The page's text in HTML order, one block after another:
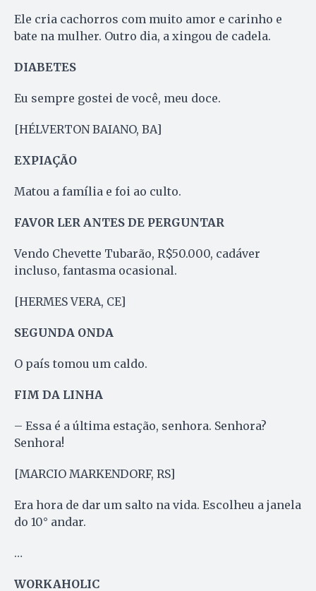
Ele cria cachorros com muito amor e carinho e
bate na mulher. Outro dia, a xingou de cadela.
DIABETES
Eu sempre gostei de você, meu doce.
[HÉLVERTON BAIANO, BA]
EXPIAÇÃO
Matou a família e foi ao culto.
FAVOR LER ANTES DE PERGUNTAR
Vendo Chevette Tubarão, R$50.000, cadáver
incluso, fantasma ocasional.
[HERMES VERA, CE]
SEGUNDA ONDA
O país tomou um caldo.
FIM DA LINHA
– Essa é a última estação, senhora. Senhora?
Senhora!
[MARCIO MARKENDORF, RS]
Era hora de dar um salto na vida. Escolheu a janela
do 10° andar.
…
WORKAHOLIC